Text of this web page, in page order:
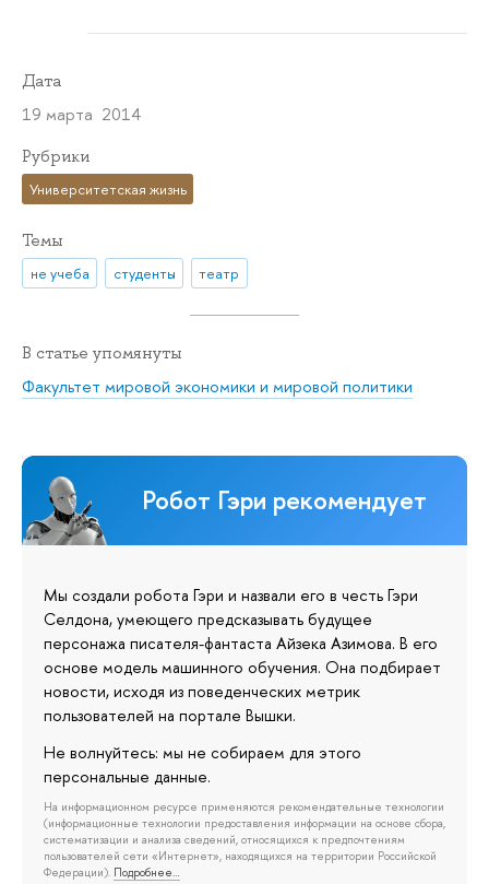
Дата
19 марта 2014
Рубрики
Университетская жизнь
Темы
не учеба студенты театр
В статье упомянуты
Факультет мировой экономики и мировой политики
Робот Гэри рекомендует
Мы создали робота Гэри и назвали его в честь Гэри
Селдона, умеющего предсказывать будущее
персонажа писателя-фантаста Айзека Азимова. В его
основе модель машинного обучения. Она подбирает
новости, исходя из поведенческих метрик
пользователей на портале Вышки.
Не волнуйтесь: мы не собираем для этого
персональные данные.
На информационном ресурсе применяются рекомендательные технологии
(информационные технологии предоставления информации на основе сбора,
систематизации и анализа сведений, относящихся к предпочтениям
пользователей сети «Интернет», находящихся на территории Российской
Федерации). Подробнее…